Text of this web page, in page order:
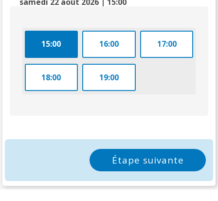
15:00 16:00 17:00
18:00 19:00
Étape suivante